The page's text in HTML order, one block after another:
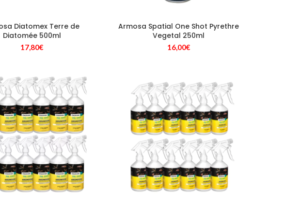
Diatomex Terre de
Diatomée 500ml
17,80€
Armosa Spatial One Shot Pyrethre
Vegetal 250ml
16,00€